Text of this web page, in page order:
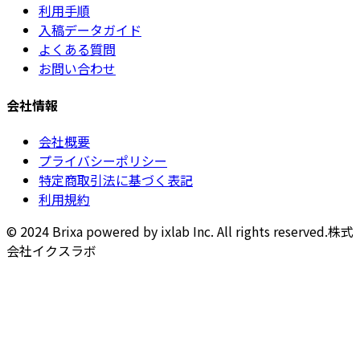
利用手順
入稿データガイド
よくある質問
お問い合わせ
会社情報
会社概要
プライバシーポリシー
特定商取引法に基づく表記
利用規約
© 2024 Brixa powered by ixlab Inc. All rights reserved.株式
会社イクスラボ